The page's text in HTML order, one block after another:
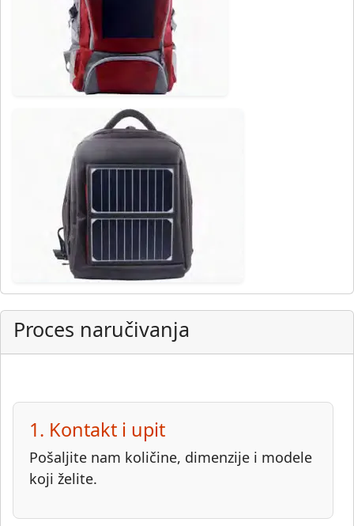
Proces naručivanja
1. Kontakt i upit
Pošaljite nam količine, dimenzije i modele
koji želite.